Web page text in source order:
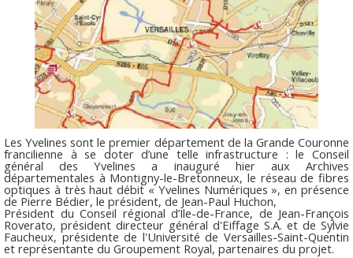
Les Yvelines sont le premier département de la Grande Couronne
francilienne à se doter d’une telle infrastructure : le Conseil
général des Yvelines a inauguré hier aux Archives
départementales à Montigny-le-Bretonneux, le réseau de fibres
optiques à très haut débit « Yvelines Numériques », en présence
de Pierre Bédier, le président, de Jean-Paul Huchon,
Président du Conseil régional d’Ile-de-France, de Jean-François
Roverato, président directeur général d'Eiffage S.A. et de Sylvie
Faucheux, présidente de l'Université de Versailles-Saint-Quentin
et représentante du Groupement Royal, partenaires du projet.